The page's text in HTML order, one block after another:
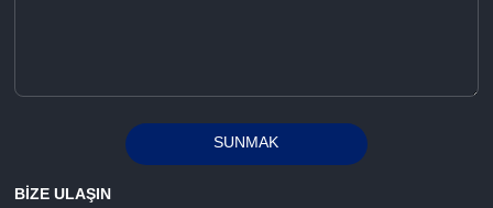
SUNMAK
BİZE ULAŞIN